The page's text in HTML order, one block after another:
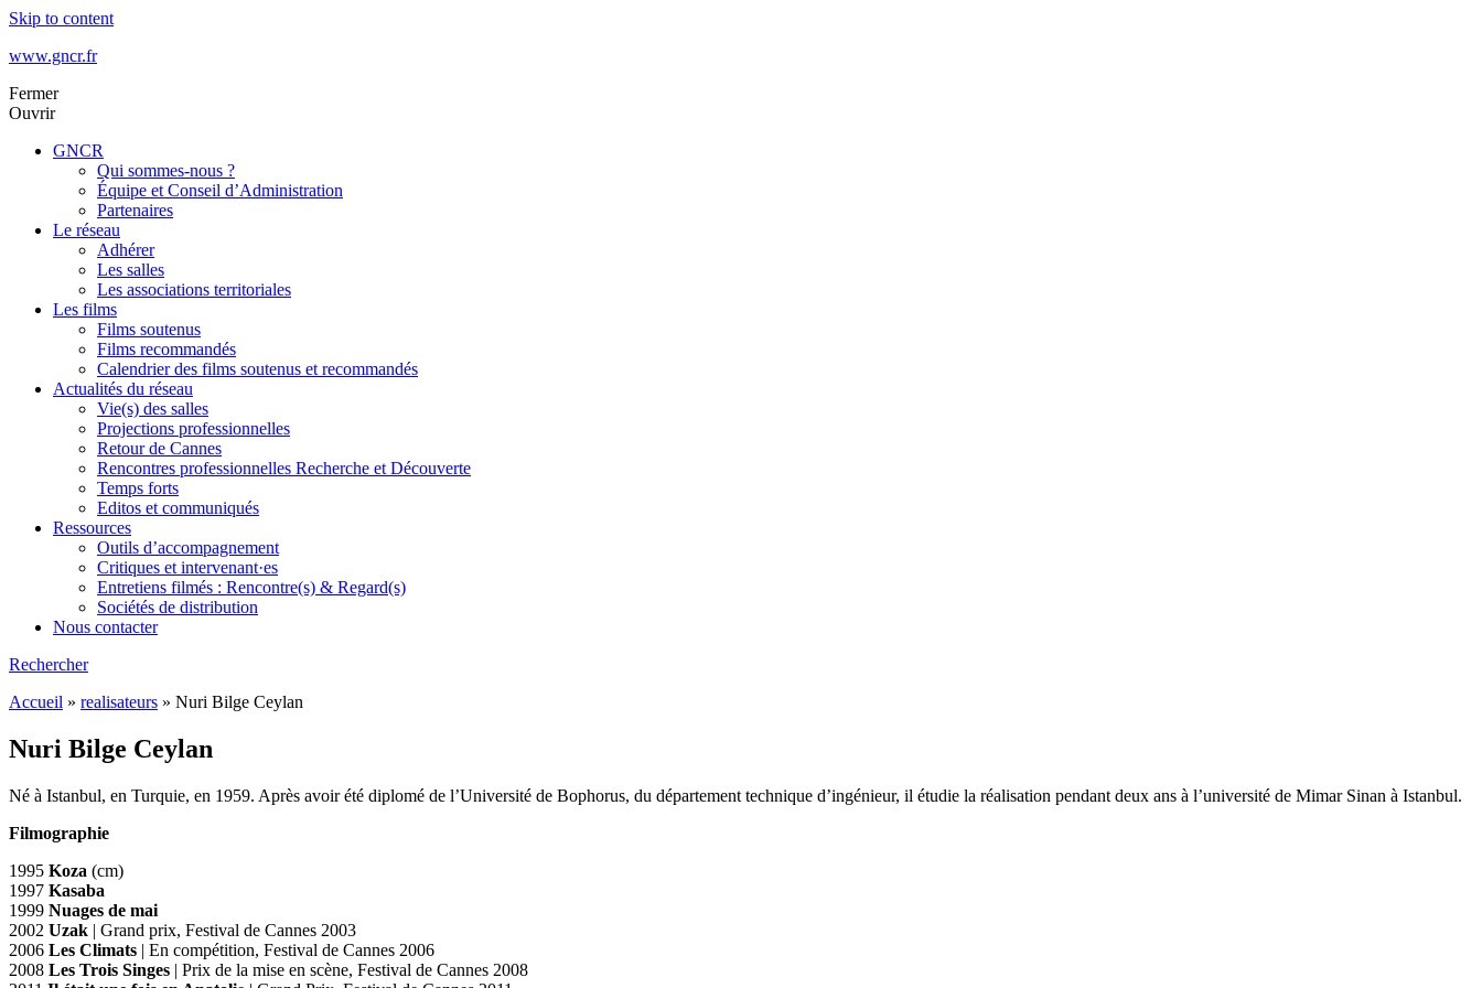
Skip to content
www.gncr.fr
Fermer
Ouvrir
GNCR
Qui sommes-nous ?
Équipe et Conseil d’Administration
Partenaires
Le réseau
Adhérer
Les salles
Les associations territoriales
Les films
Films soutenus
Films recommandés
Calendrier des films soutenus et recommandés
Actualités du réseau
Vie(s) des salles
Projections professionnelles
Retour de Cannes
Rencontres professionnelles Recherche et Découverte
Temps forts
Editos et communiqués
Ressources
Outils d’accompagnement
Critiques et intervenant·es
Entretiens filmés : Rencontre(s) & Regard(s)
Sociétés de distribution
Nous contacter
Rechercher
Accueil » realisateurs » Nuri Bilge Ceylan
Nuri Bilge Ceylan
Né à Istanbul, en Turquie, en 1959. Après avoir été diplomé de l’Université de Bophorus, du département technique d’ingénieur, il étudie la réalisation pendant deux ans à l’université de Mimar Sinan à Istanbul.
Filmographie
1995 Koza (cm)
1997 Kasaba
1999 Nuages de mai
2002 Uzak | Grand prix, Festival de Cannes 2003
2006 Les Climats | En compétition, Festival de Cannes 2006
2008 Les Trois Singes | Prix de la mise en scène, Festival de Cannes 2008